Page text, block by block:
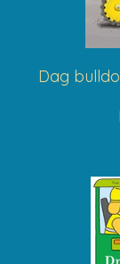
Dag